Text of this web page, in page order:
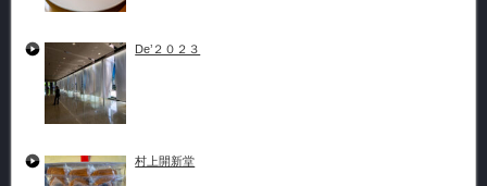
De’２０２３
村上開新堂